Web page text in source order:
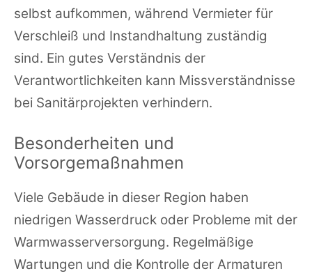
selbst aufkommen, während Vermieter für
Verschleiß und Instandhaltung zuständig
sind. Ein gutes Verständnis der
Verantwortlichkeiten kann Missverständnisse
bei Sanitärprojekten verhindern.
Besonderheiten und
Vorsorgemaßnahmen
Viele Gebäude in dieser Region haben
niedrigen Wasserdruck oder Probleme mit der
Warmwasserversorgung. Regelmäßige
Wartungen und die Kontrolle der Armaturen